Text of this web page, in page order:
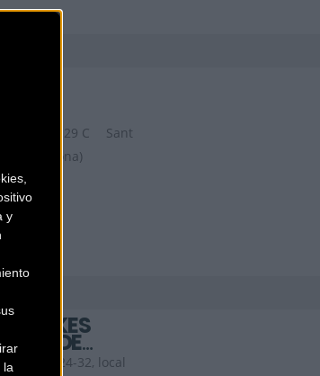
y
la
Roja, 29 C
Sant
(Barcelona)
E-BIKES
DE
Brutau, 24-32, local